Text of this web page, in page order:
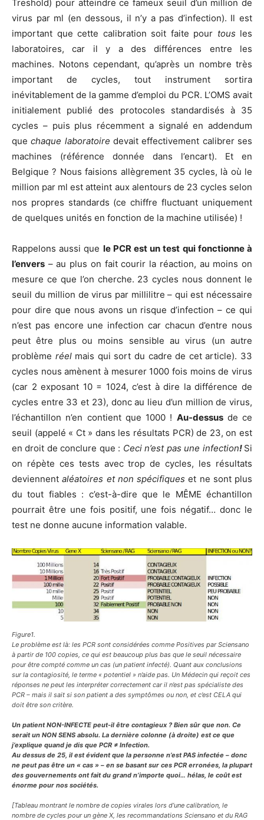
Treshold) pour atteindre ce fameux seuil d’un million de
virus par ml (en dessous, il n’y a pas d’infection). Il est
important que cette calibration soit faite pour tous les
laboratoires, car il y a des différences entre les
machines. Notons cependant, qu’après un nombre très
important de cycles, tout instrument sortira
inévitablement de la gamme d’emploi du PCR. L’OMS avait
initialement publié des protocoles standardisés à 35
cycles – puis plus récemment a signalé en addendum
quechaque laboratoire devait effectivement calibrer ses
machines (référence donnée dans l’encart). Et en
Belgique ? Nous faisions allègrement 35 cycles, là où le
million par ml est atteint aux alentours de 23 cycles selon
nos propres standards (ce chiffre fluctuant uniquement
de quelques unités en fonction de la machine utilisée) !
Rappelons aussi que le PCR est un test qui fonctionne à
l’envers – au plus on fait courir la réaction, au moins on
mesure ce que l’on cherche. 23 cycles nous donnent le
seuil du million de virus par millilitre – qui est nécessaire
pour dire que nous avons un risque d’infection – ce qui
n’est pas encore une infection car chacun d’entre nous
peut être plus ou moins sensible au virus (un autre
problème réelmais qui sort du cadre de cet article). 33
cycles nous amènent à mesurer 1000 fois moins de virus
(car 2 exposant 10 = 1024, c’est à dire la différence de
cycles entre 33 et 23), donc au lieu d’un million de virus,
l’échantillon n’en contient que 1000 ! Au-dessusde ce
seuil (appelé « Ct » dans les résultats PCR) de 23, on est
en droit de conclure que : Ceci n’est pas une infection! Si
on répète ces tests avec trop de cycles, les résultats
deviennentaléatoires et non spécifiques et ne sont plus
du tout fiables : c’est-à-dire que le MÊME échantillon
pourrait être une fois positif, une fois négatif… donc le
test ne donne aucune information valable.
Figure1.
Le problème est là: les PCR sont considérées comme Positives par Sciensano
à partir de 100 copies, ce qui est beaucoup plus bas que le seuil nécessaire
pour être compté comme un cas (un patient infecté). Quant aux conclusions
sur la contagiosité, le terme « potentiel » n’aide pas. Un Médecin qui reçoit ces
réponses ne peut les interpréter correctement car il n’est pas spécialiste des
PCR – mais il sait si son patient a des symptômes ou non, et c’est CELA qui
doit être son critère.
Un patient NON-INFECTE peut-il être contagieux ? Bien sûr que non. Ce
serait un NON SENS absolu. La dernière colonne (à droite) est ce que
j’explique quand je dis que PCR ≠ Infection.
Au dessus de 25, il est évident que la personne n’est PAS infectée – donc
ne peut pas être un « cas » – en se basant sur ces PCR erronées, la plupart
des gouvernements ont fait du grand n’importe quoi… hélas, le coût est
énorme pour nos sociétés.
[Tableau montrant le nombre de copies virales lors d’une calibration, le
nombre de cycles pour un gène X, les recommandations Sciensano et du RAG